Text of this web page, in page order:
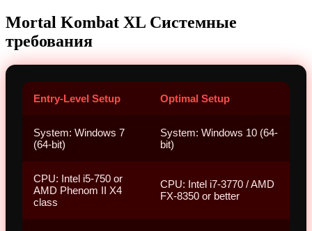
Mortal Kombat XL Системные
требования
Entry-Level Setup Optimal Setup
System: Windows 7
(64-bit)
System: Windows 10 (64-
bit)
CPU: Intel i5-750 or
AMD Phenom II X4
class
CPU: Intel i7-3770 / AMD
FX-8350 or better